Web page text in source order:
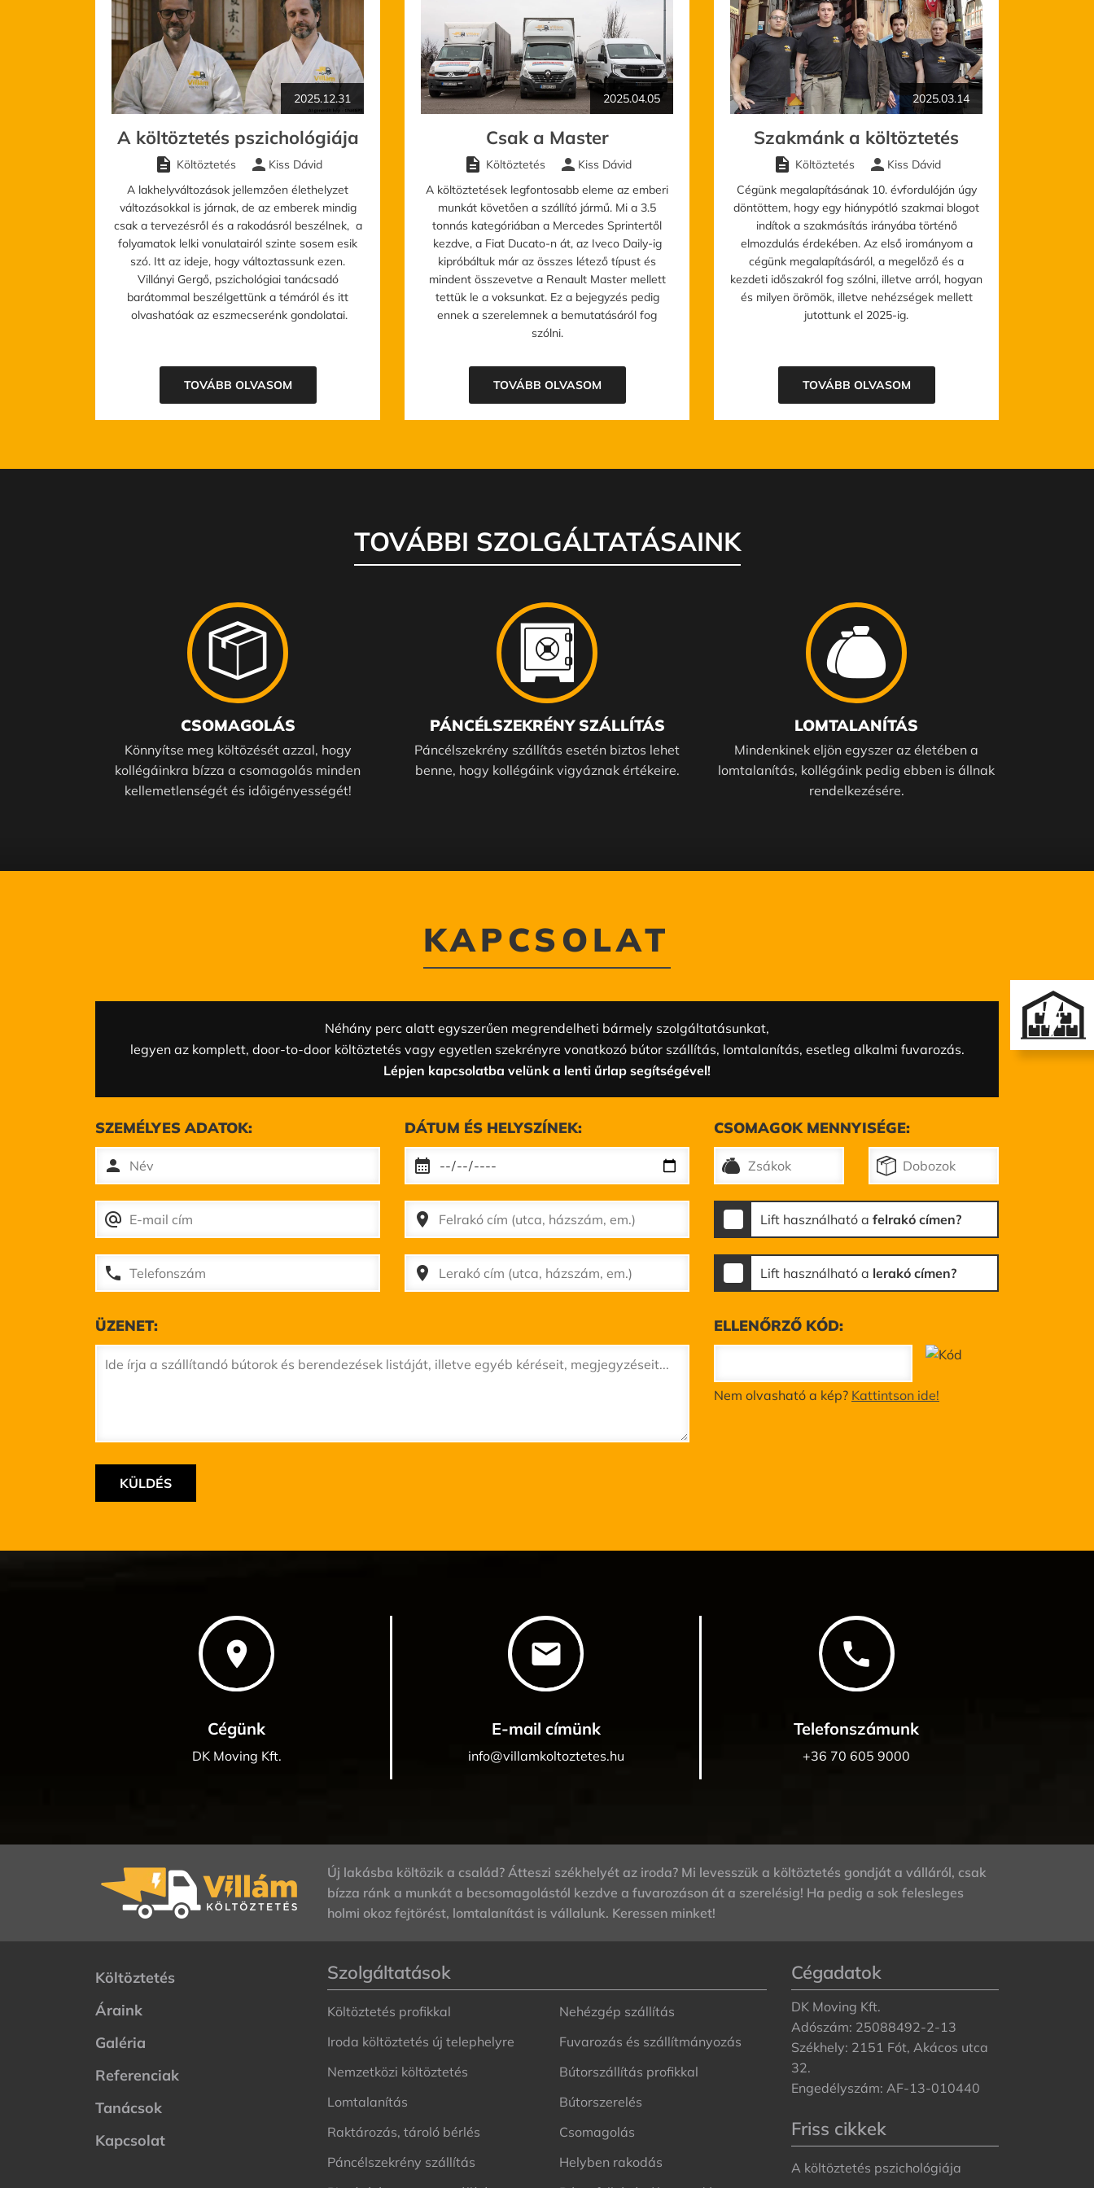
Pianínó, zongora szállítás Bútor felhúzás/leengedés
Door-to-Door költöztetés KÉRJEN AJÁNLATOT!
2025.12.31
A költöztetés pszichológiája
description Költöztetés person Kiss Dávid
A lakhelyváltozások jellemzően élethelyzet
változásokkal is járnak, de az emberek mindig
csak a tervezésről és a rakodásról beszélnek, a
folyamatok lelki vonulatairól szinte sosem esik
szó. Itt az ideje, hogy változtassunk ezen.
Villányi Gergő, pszichológiai tanácsadó
barátommal beszélgettünk a témáról és itt
olvashatóak az eszmecserénk gondolatai.
TOVÁBB OLVASOM
2025.04.05
Csak a Master
description Költöztetés person Kiss Dávid
A költöztetések legfontosabb eleme az emberi
munkát követően a szállító jármű. Mi a 3.5
tonnás kategóriában a Mercedes Sprintertől
kezdve, a Fiat Ducato-n át, az Iveco Daily-ig
kipróbáltuk már az összes létező típust és
mindent összevetve a Renault Master mellett
tettük le a voksunkat. Ez a bejegyzés pedig
ennek a szerelemnek a bemutatásáról fog
szólni.
TOVÁBB OLVASOM
2025.03.14
Szakmánk a költöztetés
description Költöztetés person Kiss Dávid
Cégünk megalapításának 10. évfordulóján úgy
döntöttem, hogy egy hiánypótló szakmai blogot
indítok a szakmásítás irányába történő
elmozdulás érdekében. Az első irományom a
cégünk megalapításáról, a megelőző és a
kezdeti időszakról fog szólni, illetve arról, hogyan
és milyen örömök, illetve nehézségek mellett
jutottunk el 2025-ig.
TOVÁBB OLVASOM
TOVÁBBI SZOLGÁLTATÁSAINK
CSOMAGOLÁS
Könnyítse meg költözését azzal, hogy
kollégáinkra bízza a csomagolás minden
kellemetlenségét és időigényességét!
PÁNCÉLSZEKRÉNY SZÁLLÍTÁS
Páncélszekrény szállítás esetén biztos lehet
benne, hogy kollégáink vigyáznak értékeire.
LOMTALANÍTÁS
Mindenkinek eljön egyszer az életében a
lomtalanítás, kollégáink pedig ebben is állnak
rendelkezésére.
KAPCSOLAT
Néhány perc alatt egyszerűen megrendelheti bármely szolgáltatásunkat,
legyen az komplett, door-to-door költöztetés vagy egyetlen szekrényre vonatkozó bútor szállítás, lomtalanítás, esetleg alkalmi fuvarozás.
Lépjen kapcsolatba velünk a lenti űrlap segítségével!
SZEMÉLYES ADATOK:
person
alternate_email
phone
DÁTUM ÉS HELYSZÍNEK:
calendar_month
place
place
CSOMAGOK MENNYISÉGE:
Lift használható a felrakó címen?
Lift használható a lerakó címen?
ÜZENET: ELLENŐRZŐ KÓD:
Nem olvasható a kép? Kattintson ide!
place
Cégünk
DK Moving Kft.
email
E-mail címünk
info@villamkoltoztetes.hu
phone
Telefonszámunk
+36 70 605 9000
Új lakásba költözik a család? Átteszi székhelyét az iroda? Mi levesszük a költöztetés gondját a válláról, csak
bízza ránk a munkát a becsomagolástól kezdve a fuvarozáson át a szerelésig! Ha pedig a sok felesleges
holmi okoz fejtörést, lomtalanítást is vállalunk. Keressen minket!
Költöztetés
Áraink
Galéria
Referenciak
Tanácsok
Kapcsolat
Szolgáltatások
Költöztetés profikkal
Iroda költöztetés új telephelyre
Nemzetközi költöztetés
Lomtalanítás
Raktározás, tároló bérlés
Páncélszekrény szállítás
Nehézgép szállítás
Fuvarozás és szállítmányozás
Bútorszállítás profikkal
Bútorszerelés
Csomagolás
Helyben rakodás
Cégadatok
DK Moving Kft.
Adószám: 25088492-2-13
Székhely: 2151 Fót, Akácos utca
32.
Engedélyszám: AF-13-010440
Friss cikkek
A költöztetés pszichológiája